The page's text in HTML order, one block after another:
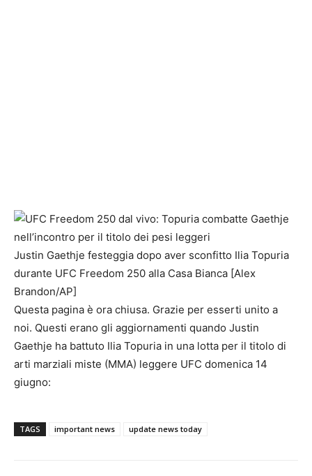
Justin Gaethje festeggia dopo aver sconfitto Ilia Topuria
durante UFC Freedom 250 alla Casa Bianca [Alex
Brandon/AP]
Questa pagina è ora chiusa. Grazie per esserti unito a
noi. Questi erano gli aggiornamenti quando Justin
Gaethje ha battuto Ilia Topuria in una lotta per il titolo di
arti marziali miste (MMA) leggere UFC domenica 14
giugno:
TAGS important news update news today